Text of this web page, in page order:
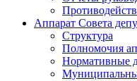
Аппарат Совета
Структура
Полномочия
Нормативные